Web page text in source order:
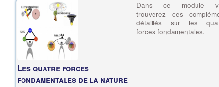
Les quatre forces
fondamentales de la nature
Dans ce module
trouverez des
détaillés sur les
forces fondamentales.